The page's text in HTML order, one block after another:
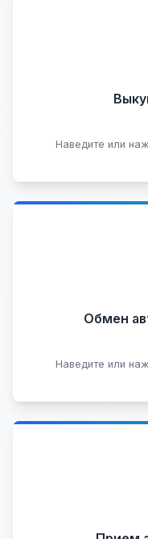
Наведите или
Лучшие
В
Обмен
Наведите или
Уникальная
автомобиль
Честная и
переговоры с